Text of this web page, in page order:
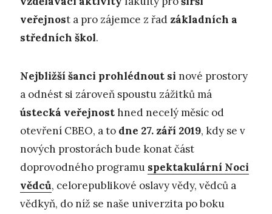
veřejnost a pro zájemce z řad základních a
středních škol.
Nejbližší šanci prohlédnout si nové prostory
a odnést si zároveň spoustu zážitků má
ústecká veřejnosthned necelý měsíc od
otevření CBEO, a to dne 27. září 2019, kdy se v
nových prostorách bude konat část
doprovodného programu spektakulární Noci
vědců, celorepublikové oslavy vědy, vědců a
vědkyň, do níž se naše univerzita po boku